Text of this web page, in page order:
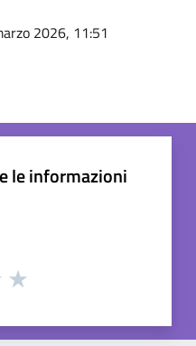
2026, 11:51
le informazioni